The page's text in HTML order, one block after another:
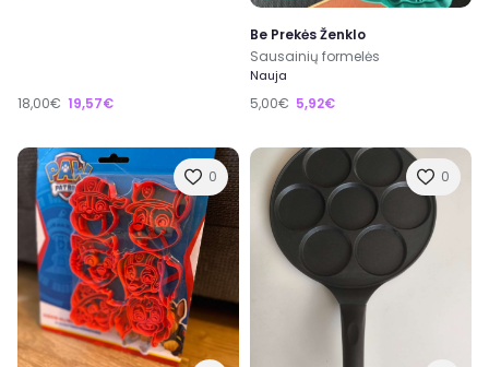
18,00€ 19,57€
Be Prekės Ženklo
Sausainių formelės
Nauja
5,00€ 5,92€
0 0